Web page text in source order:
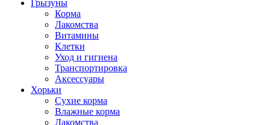
Грызуны
Корма
Лакомства
Витамины
Клетки
Уход и гигиена
Транспортировка
Аксессуары
Хорьки
Сухие корма
Влажные корма
Лакомства